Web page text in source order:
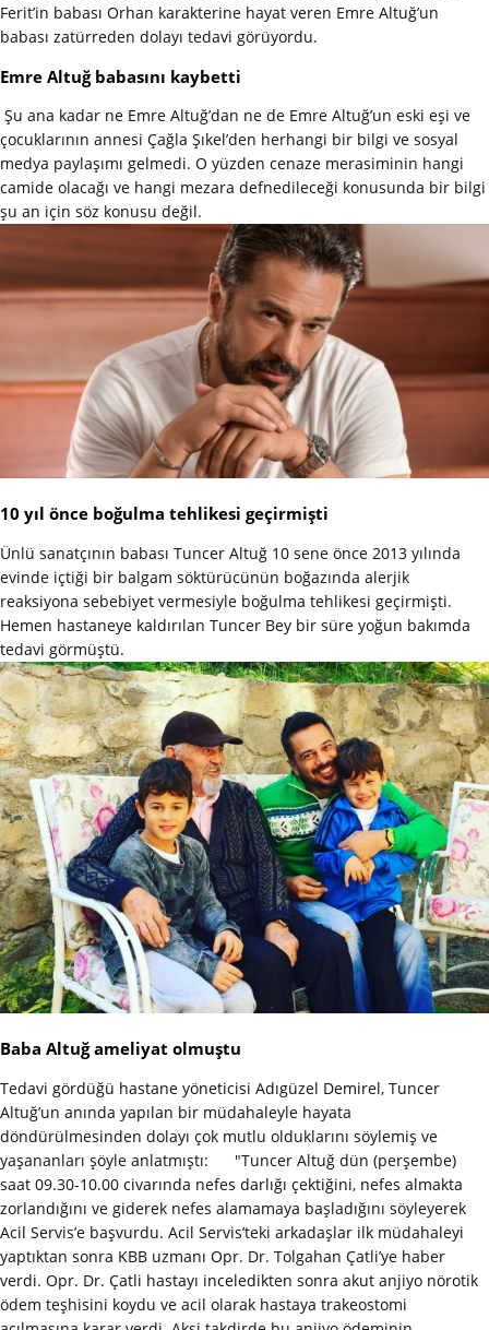
Ferit’in babası Orhan karakterine hayat veren Emre Altuğ’un
babası zatürreden dolayı tedavi görüyordu.
Emre Altuğ babasını kaybetti
Şu ana kadar ne Emre Altuğ’dan ne de Emre Altuğ’un eski eşi ve
çocuklarının annesi Çağla Şıkel’den herhangi bir bilgi ve sosyal
medya paylaşımı gelmedi. O yüzden cenaze merasiminin hangi
camide olacağı ve hangi mezara defnedileceği konusunda bir bilgi
şu an için söz konusu değil.
10 yıl önce boğulma tehlikesi geçirmişti
Ünlü sanatçının babası Tuncer Altuğ 10 sene önce 2013 yılında
evinde içtiği bir balgam söktürücünün boğazında alerjik
reaksiyona sebebiyet vermesiyle boğulma tehlikesi geçirmişti.
Hemen hastaneye kaldırılan Tuncer Bey bir süre yoğun bakımda
tedavi görmüştü.
Baba Altuğ ameliyat olmuştu
Tedavi gördüğü hastane yöneticisi Adıgüzel Demirel, Tuncer
Altuğ’un anında yapılan bir müdahaleyle hayata
döndürülmesinden dolayı çok mutlu olduklarını söylemiş ve
yaşananları şöyle anlatmıştı: "Tuncer Altuğ dün (perşembe)
saat 09.30-10.00 civarında nefes darlığı çektiğini, nefes almakta
zorlandığını ve giderek nefes alamamaya başladığını söyleyerek
Acil Servis’e başvurdu. Acil Servis’teki arkadaşlar ilk müdahaleyi
yaptıktan sonra KBB uzmanı Opr. Dr. Tolgahan Çatli’ye haber
verdi. Opr. Dr. Çatli hastayı inceledikten sonra akut anjiyo nörotik
ödem teşhisini koydu ve acil olarak hastaya trakeostomi